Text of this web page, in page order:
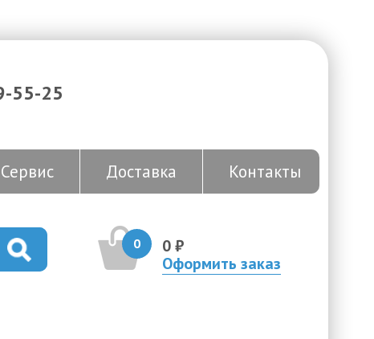
55-25
Сервис Доставка Контакты
0
0 ₽
Оформить заказ